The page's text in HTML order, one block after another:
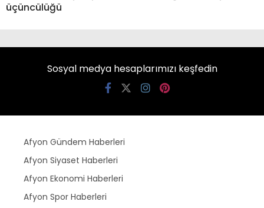
üçüncülüğü
Sosyal medya hesaplarımızı keşfedin
Afyon Gündem Haberleri
Afyon Siyaset Haberleri
Afyon Ekonomi Haberleri
Afyon Spor Haberleri